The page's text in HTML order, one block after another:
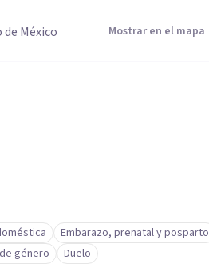
México
Mostrar en el mapa
Embarazo, prenatal y posparto
género Duelo